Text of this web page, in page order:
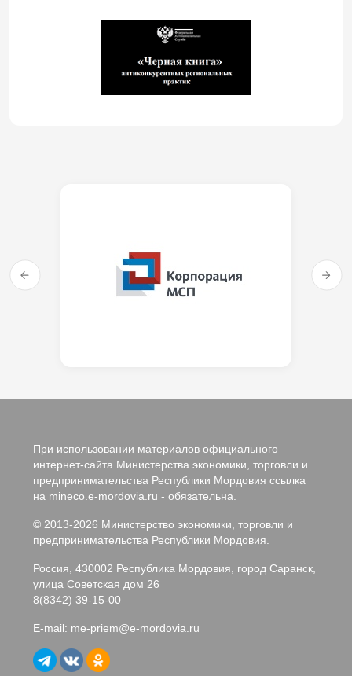
При использовании материалов официального
интернет-сайта Министерства экономики, торговли и
предпринимательства Республики Мордовия ссылка
на mineco.e-mordovia.ru - обязательна.
© 2013-2026 Министерство экономики, торговли и
предпринимательства Республики Мордовия.
Россия, 430002 Республика Мордовия, город Саранск,
улица Советская дом 26
8(8342) 39-15-00
E-mail: me-priem@e-mordovia.ru